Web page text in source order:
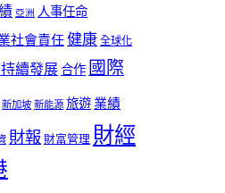
亞洲 人事任命
社會責任健康全球化
續發展合作國際
新加坡新能源旅遊業績
財報 財富管理財經